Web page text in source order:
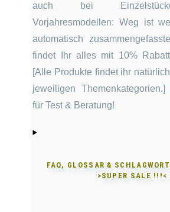
auch bei
Vorjahresmodellen: Weg ist
automatisch
findet Ihr alles mit 10%
[Alle Produkte findet ihr
jeweiligen
für Test & Beratung!
FAQ, GLOSSAR &
>SUPER SALE !!!<